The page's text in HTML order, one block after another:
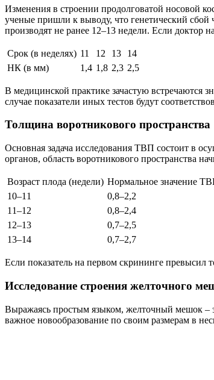
Изменения в строении продолговатой носовой
ученые пришли к выводу, что генетический сбой
производят не ранее 12–13 недели. Если доктор
Срок (в неделях) 11 12 13
14
НК (в мм)
1,4 1,8 2,3 2,5
В медицинской практике зачастую встречаются
случае показатели иных тестов будут
Толщина воротникового пространства
Основная задача исследования ТВП состоит в
органов, область воротникового пространства
Возраст плода (недели) Нормальное значение
10–11
0,8–2,2
11–12
0,8–2,4
12–13
0,7–2,5
13–14
0,7–2,7
Если показатель на первом скрининге
Исследование строения желточного
Выражаясь простым языком, желточный мешок –
важное новообразование по своим размерам в